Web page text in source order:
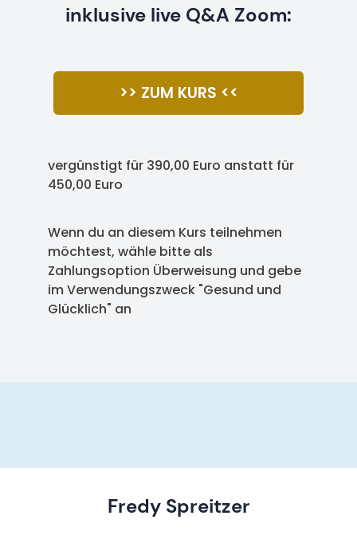
inklusive live Q&A Zoom:
>> ZUM KURS <<
vergünstigt für 390,00 Euro anstatt für
450,00 Euro
Wenn du an diesem Kurs teilnehmen
möchtest, wähle bitte als
Zahlungsoption Überweisung und gebe
im Verwendungszweck "Gesund und
Glücklich" an
Fredy Spreitzer